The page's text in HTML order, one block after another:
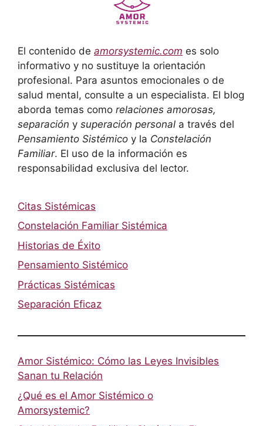
El contenido de amorsystemic.com es solo
informativo y no sustituye la orientación
profesional. Para asuntos emocionales o de
salud mental, consulte a un especialista. El blog
aborda temas como relaciones amorosas,
separación y superación personal a través del
Pensamiento Sistémico y la Constelación
Familiar. El uso de la información es
responsabilidad exclusiva del lector.
Citas Sistémicas
Constelación Familiar Sistémica
Historias de Éxito
Pensamiento Sistémico
Prácticas Sistémicas
Separación Eficaz
Amor Sistémico: Cómo las Leyes Invisibles
Sanan tu Relación
¿Qué es el Amor Sistémico o
Amorsystemic?